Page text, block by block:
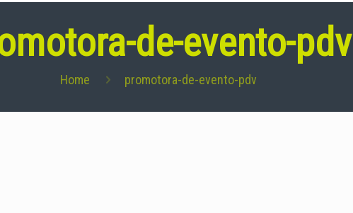
de-evento-pdv
Home promotora-de-evento-pdv